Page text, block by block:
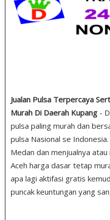
Jualan Pulsa Terpercaya
Murah Di Daerah Kupang -
pulsa paling murah dan
pulsa Nasional se
Medan dan menjualnya
Aceh harga dasar tetap
apa lagi aktifasi gratis
puncak keuntungan yang